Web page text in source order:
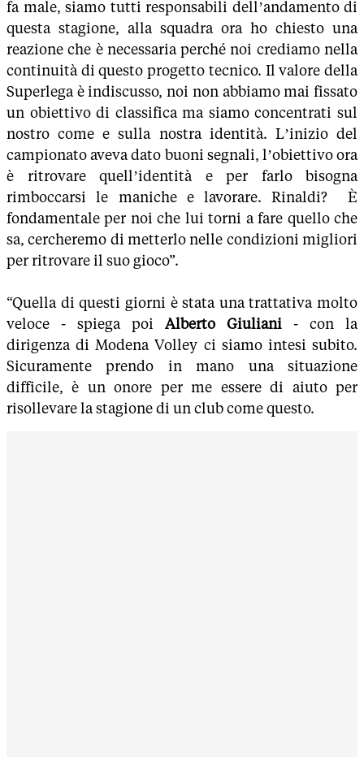
fa male, siamo tutti responsabili dell’andamento di
questa stagione, alla squadra ora ho chiesto una
reazione che è necessaria perché noi crediamo nella
continuità di questo progetto tecnico. Il valore della
Superlega è indiscusso, noi non abbiamo mai fissato
un obiettivo di classifica ma siamo concentrati sul
nostro come e sulla nostra identità. L’inizio del
campionato aveva dato buoni segnali, l’obiettivo ora
è ritrovare quell’identità e per farlo bisogna
rimboccarsi le maniche e lavorare. Rinaldi? È
fondamentale per noi che lui torni a fare quello che
sa, cercheremo di metterlo nelle condizioni migliori
per ritrovare il suo gioco”.
“Quella di questi giorni è stata una trattativa molto
veloce - spiega poi Alberto Giuliani - con la
dirigenza di Modena Volley ci siamo intesi subito.
Sicuramente prendo in mano una situazione
difficile, è un onore per me essere di aiuto per
risollevare la stagione di un club come questo.